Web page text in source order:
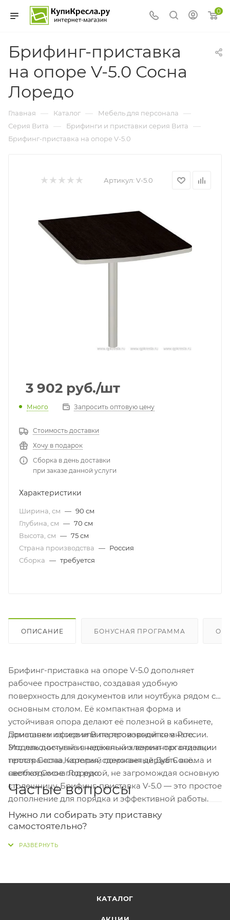
0
Брифинг-приставка
на опоре V-5.0 Сосна
Лоредо
Главная — Каталог — Мебель для персонала —
Серия Вита — Брифинги и приставки серия Вита —
Брифинг-приставка на опоре V-5.0
Артикул: V-5.0
3 902 руб./шт
Много Запросить оптовую цену
Стоимость доставки
Хочу в подарок
Сборка в день доставки
при заказе данной услуги
Характеристики
Ширина, см — 90 см
Глубина, см — 70 см
Высота, см — 75 см
Страна производства — Россия
Сборка — требуется
ОПИСАНИЕ БОНУСНАЯ ПРОГРАММА
Брифинг-приставка на опоре V-5.0 дополняет
рабочее пространство, создавая удобную
поверхность для документов или ноутбука рядом с
основным столом. Её компактная форма и
устойчивая опора делают её полезной в кабинете,
домашнем офисе или переговорной комнате.
Модель доступна в нескольких вариантах отделки:
теплая Сосна Карелия, сдержанный Дуб Сонома и
светлая Сосна Лоредо.
Приставка из серии Вита производится в России.
Это лаконичный и надёжный элемент организации
пространства, который помогает держать всё
необходимое под рукой, не загромождая основную
столешницу. Брифинг-приставка V-5.0 — это простое
дополнение для порядка и эффективной работы.
Частые вопросы
Нужно ли собирать эту приставку
самостоятельно?
Да, сборка потребуется. Товар поставляется в
КАТАЛОГ